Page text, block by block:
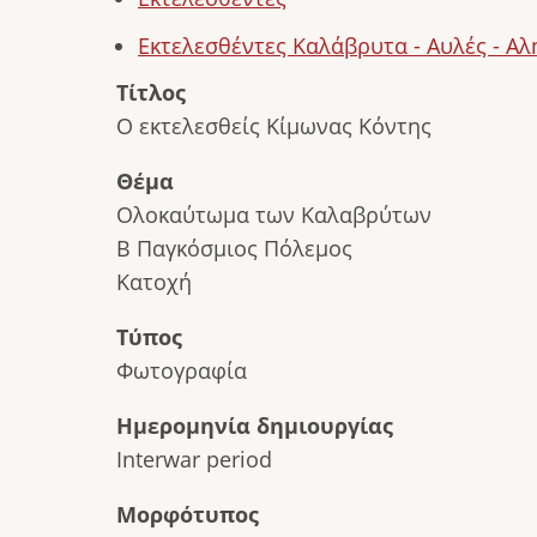
Εκτελεσθέντες Καλάβρυτα - Αυλές -
Τίτλος
Ο εκτελεσθείς Κίμωνας Κόντης
Θέμα
Ολοκαύτωμα των Καλαβρύτων
Β Παγκόσμιος Πόλεμος
Κατοχή
Τύπος
Φωτογραφία
Ημερομηνία δημιουργίας
Interwar period
Μορφότυπος